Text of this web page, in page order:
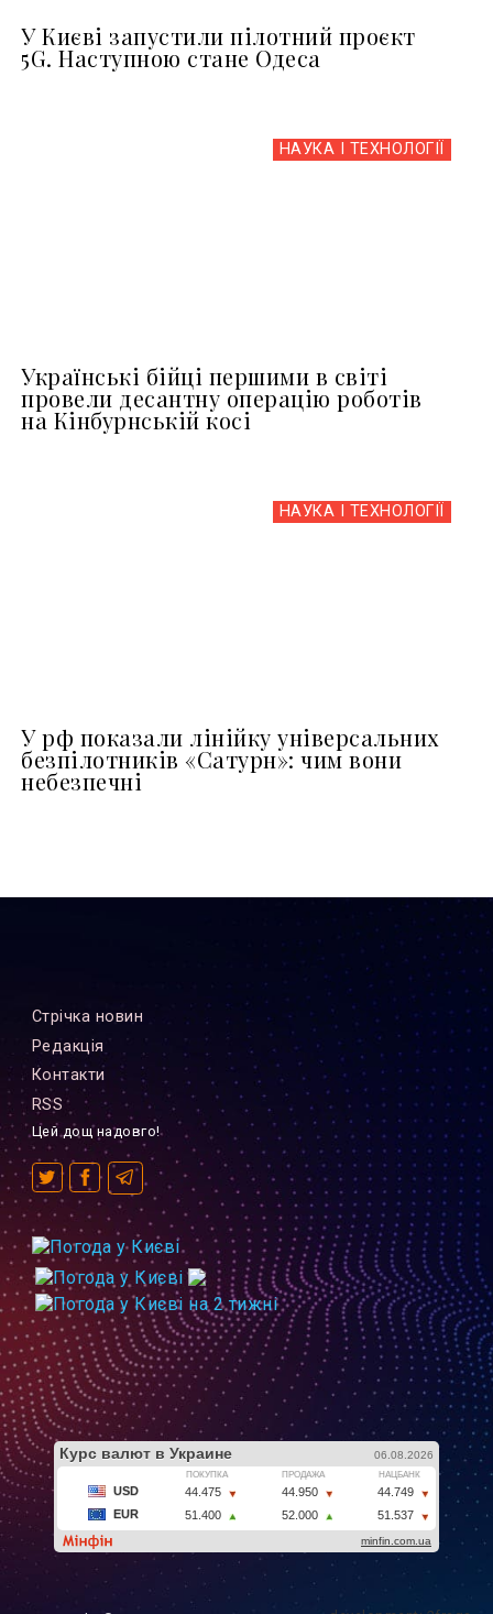
У Києві запустили пілотний проєкт
5G. Наступною стане Одеса
НАУКА І ТЕХНОЛОГІЇ
Українські бійці першими в світі
провели десантну операцію роботів
на Кінбурнській косі
НАУКА І ТЕХНОЛОГІЇ
У рф показали лінійку універсальних
безпілотників «Сатурн»: чим вони
небезпечні
Стрiчка новин
Редакцiя
Контакти
RSS
Цей дощ надовго!